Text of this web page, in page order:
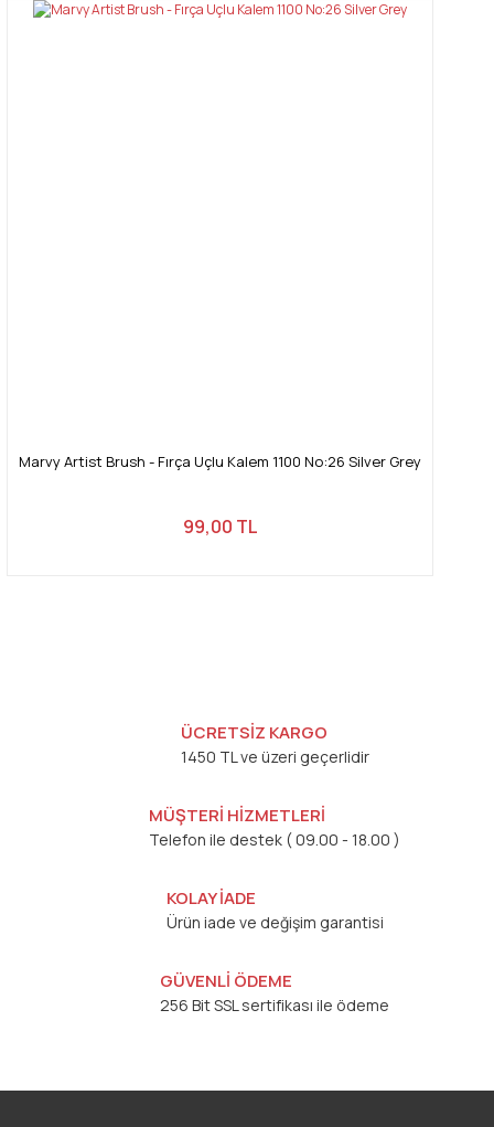
Marvy Artist Brush - Fırça Uçlu Kalem 1100 No:26 Silver Grey
99,00 TL
ÜCRETSİZ KARGO
1450 TL ve üzeri geçerlidir
MÜŞTERİ HİZMETLERİ
Telefon ile destek ( 09.00 - 18.00 )
KOLAY İADE
Ürün iade ve değişim garantisi
GÜVENLİ ÖDEME
256 Bit SSL sertifikası ile ödeme